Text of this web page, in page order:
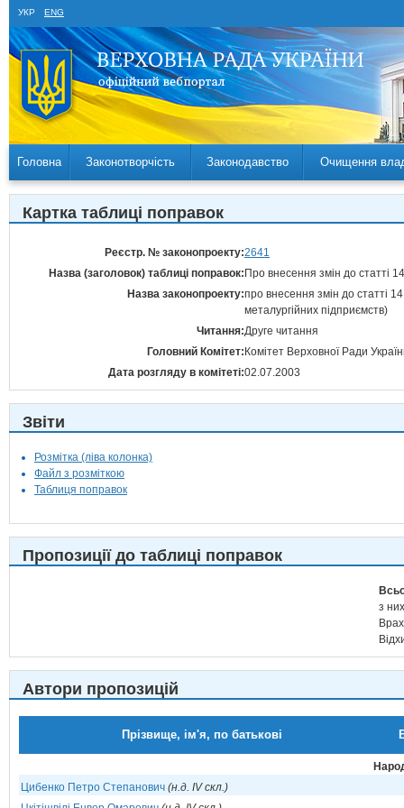
УКР ENG
Головна Законотворчість Законодавство Очищення
Картка таблиці поправок
Реєстр. № законопроекту:2641
Назва (заголовок) таблиці поправок: Про внесення змін до статті
Назва законопроекту:про внесення змін до статті
металургійних підприємств)
Читання:Друге читання
Головний Комітет: Комітет Верховної Ради
Дата розгляду в комітеті:02.07.2003
Звіти
Розмітка (ліва колонка)
Файл з розміткою
Таблиця поправок
Пропозиції до таблиці поправок
з
Автори пропозицій
Прізвище, ім'я, по батькові
Цибенко Петро Степанович (н.д. IV скл.)